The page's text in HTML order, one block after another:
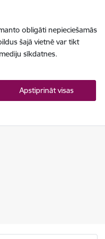
obligāti nepieciešamās
šajā vietnē var tikt
sīkdatnes.
Apstiprināt visas